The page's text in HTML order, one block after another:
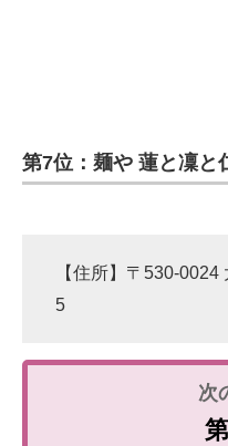
第7位：麺や 蓮と凜と
【住所】〒530-
5